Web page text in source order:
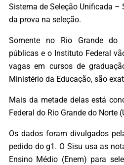
Sistema de Seleção Unificada –
da prova na seleção.
Somente no Rio Grande do
públicas e o Instituto Federal
vagas em cursos de
Ministério da Educação, são
Mais da metade delas está
Federal do Rio Grande do Norte
Os dados foram divulgados
pedido do g1. O Sisu usa as
Ensino Médio (Enem) para